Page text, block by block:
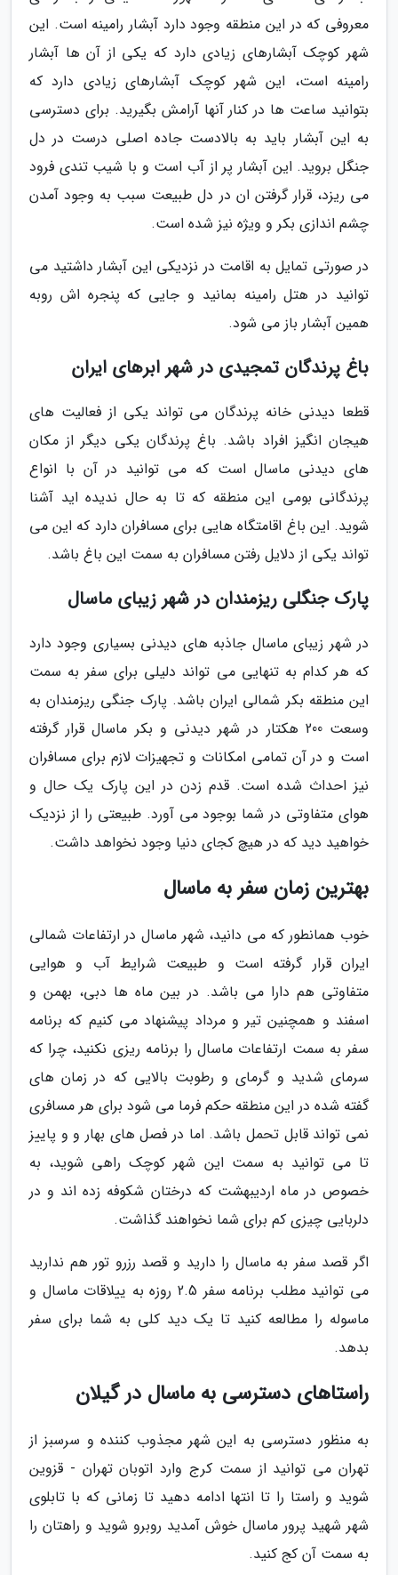
معروفی که در این منطقه وجود دارد آبشار رامینه است. این
شهر کوچک آبشارهای زیادی دارد که یکی از آن ها آبشار
رامینه است، این شهر کوچک آبشارهای زیادی دارد که
بتوانید ساعت ها در کنار آنها آرامش بگیرید. برای دسترسی
به این آبشار باید به بالادست جاده اصلی درست در دل
جنگل بروید. این آبشار پر از آب است و با شیب تندی فرود
می ریزد، قرار گرفتن ان در دل طبیعت سبب به وجود آمدن
چشم اندازی بکر و ویژه نیز شده است.
در صورتی تمایل به اقامت در نزدیکی این آبشار داشتید می
توانید در هتل رامینه بمانید و جایی که پنجره اش روبه
همین آبشار باز می شود.
باغ پرندگان تمجیدی در شهر ابرهای ایران
قطعا دیدنی خانه پرندگان می تواند یکی از فعالیت های
هیجان انگیز افراد باشد. باغ پرندگان یکی دیگر از مکان
های دیدنی ماسال است که می توانید در آن با انواع
پرندگانی بومی این منطقه که تا به حال ندیده اید آشنا
شوید. این باغ اقامتگاه هایی برای مسافران دارد که این می
تواند یکی از دلایل رفتن مسافران به سمت این باغ باشد.
پارک جنگلی ریزمندان در شهر زیبای ماسال
در شهر زیبای ماسال جاذبه های دیدنی بسیاری وجود دارد
که هر کدام به تنهایی می تواند دلیلی برای سفر به سمت
این منطقه بکر شمالی ایران باشد. پارک جنگی ریزمندان به
وسعت 200 هکتار در شهر دیدنی و بکر ماسال قرار گرفته
است و در آن تمامی امکانات و تجهیزات لازم برای مسافران
نیز احداث شده است. قدم زدن در این پارک یک حال و
هوای متفاوتی در شما بوجود می آورد. طبیعتی را از نزدیک
خواهید دید که در هیچ کجای دنیا وجود نخواهد داشت.
بهترین زمان سفر به ماسال
خوب همانطور که می دانید، شهر ماسال در ارتفاعات شمالی
ایران قرار گرفته است و طبیعت شرایط آب و هوایی
متفاوتی هم دارا می باشد. در بین ماه ها دبی، بهمن و
اسفند و همچنین تیر و مرداد پیشنهاد می کنیم که برنامه
سفر به سمت ارتفاعات ماسال را برنامه ریزی نکنید، چرا که
سرمای شدید و گرمای و رطوبت بالایی که در زمان های
گفته شده در این منطقه حکم فرما می شود برای هر مسافری
نمی تواند قابل تحمل باشد. اما در فصل های بهار و و پاییز
تا می توانید به سمت این شهر کوچک راهی شوید، به
خصوص در ماه اردیبهشت که درختان شکوفه زده اند و در
دلربایی چیزی کم برای شما نخواهند گذاشت.
اگر قصد سفر به ماسال را دارید و قصد رزرو تور هم ندارید
می توانید مطلب برنامه سفر 2.5 روزه به ییلاقات ماسال و
ماسوله را مطالعه کنید تا یک دید کلی به شما برای سفر
بدهد.
راستاهای دسترسی به ماسال در گیلان
به منظور دسترسی به این شهر مجذوب کننده و سرسبز از
تهران می توانید از سمت کرج وارد اتوبان تهران - قزوین
شوید و راستا را تا انتها ادامه دهید تا زمانی که با تابلوی
شهر شهید پرور ماسال خوش آمدید روبرو شوید و راهتان را
به سمت آن کج کنید.